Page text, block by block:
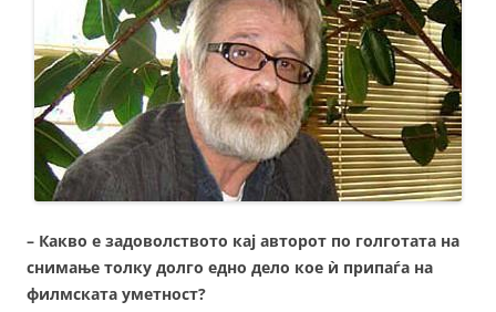
– Какво е задоволството кај авторот по голготата на
снимање толку долго едно дело кое ѝ припаѓа на
филмската уметност?